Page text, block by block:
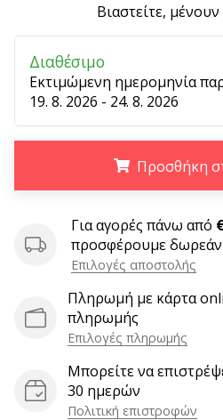
τον
δικό
σας
ιστότοπο,
σελίδα
ή
συζητήσεων;
Αφήστε
σας
αποφέρουν
Βιαστείτε,
Διαθέσιμο
Εκτιμώμενη ημερομηνία
19. 8. 2026 - 24. 8. 2026
Προσθήκη
Για αγορές πάνω από
προσφέρουμε
Επιλογές αποστολής
Πληρωμή με κάρτα
πληρωμής
Επιλογές πληρωμής
Μπορείτε να
30 ημερών
Πολιτική επιστροφών